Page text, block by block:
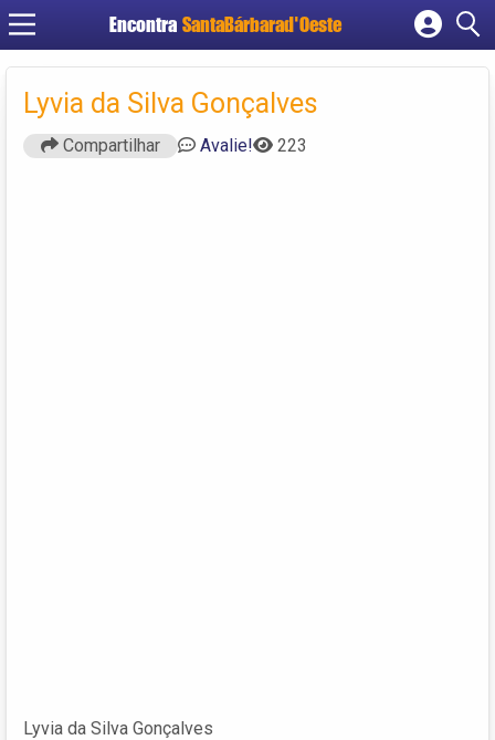
Encontra SantaBárbarad'Oeste
Cadastrar empresa
Criar conta
Lyvia da Silva Gonçalves
Compartilhar Avalie! 223
Lyvia da Silva Gonçalves